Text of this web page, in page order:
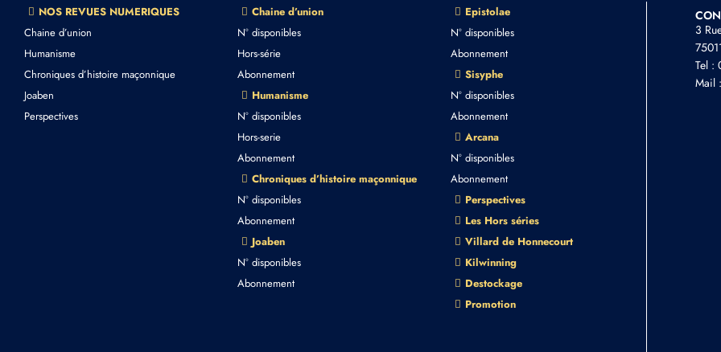
NOS REVUES NUMERIQUES
Chaine d’union
Humanisme
Chroniques d’histoire maçonnique
Joaben
Perspectives
Chaine d’union
N° disponibles
Hors-série
Abonnement
Humanisme
N° disponibles
Hors-serie
Abonnement
Chroniques d’histoire maçonnique
N° disponibles
Abonnement
Joaben
N° disponibles
Abonnement
Epistolae
N° disponibles
Abonnement
Sisyphe
N° disponibles
Abonnement
Arcana
N° disponibles
Abonnement
Perspectives
Les Hors séries
Villard de Honnecourt
Kilwinning
Destockage
Promotion
3
Tel :
Mail